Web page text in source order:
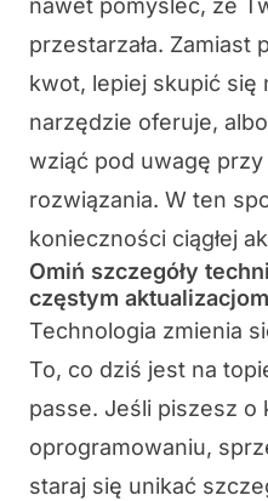
nawet pomyśleć, że
przestarzała. Zamiast
kwot, lepiej skupić się
narzędzie oferuje,
wziąć pod uwagę
rozwiązania. W ten
konieczności ciągłej
Omiń szczegóły
częstym aktualizacjom
Technologia zmienia
To, co dziś jest na
passe. Jeśli piszesz o
oprogramowaniu,
staraj się unikać